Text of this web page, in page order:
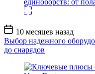
Дата
записи
10 месяцев назад
Выбор надежного
до снарядов